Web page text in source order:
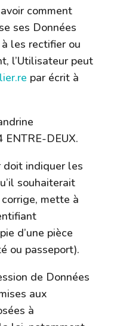
comment
ses Données
les rectifier ou
l’Utilisateur peut
par écrit à
DEUX.
doit indiquer les
souhaiterait
corrige, mette à
d’une pièce
ou passeport).
de Données
aux
à